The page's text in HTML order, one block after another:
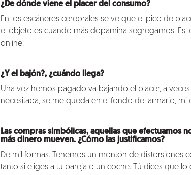
¿De dónde viene el placer del consumo?
En los escáneres cerebrales se ve que el pico de
el objeto es cuando más dopamina segregamos.
online.
¿Y el bajón?, ¿cuándo llega?
Una vez hemos pagado va bajando el placer, a
necesitaba, se me queda en el fondo del armario,
Las compras simbólicas, aquellas que efectuamos
más dinero mueven. ¿Cómo las justificamos?
De mil formas. Tenemos un montón de distorsiones
tanto si eliges a tu pareja o un coche. Tú dices que